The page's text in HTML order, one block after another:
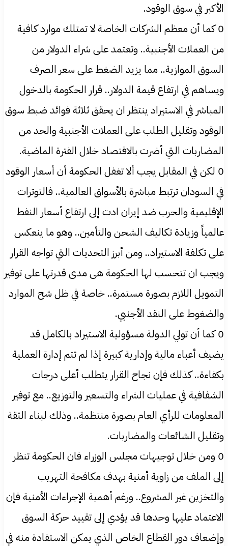
الأكبر في سوق الوقود.
0 كما أن معظم الشركات الخاصة لا تمتلك موارد كافية
من العملات الأجنبية.. وتعتمد على شراء الدولار من
السوق الموازية.. مما يزيد الضغط على سعر الصرف
ويساهم في ارتفاع قيمة الدولار.. قرار الحكومة بالدخول
المباشر في الاستيراد ينتظر ان يحقق ثلاثة فوائد ضبط سوق
الوقود وتقليل الطلب على العملات الأجنبية والحد من
المضاربات التي أضرت بالاقتصاد خلال الفترة الماضية.
0 لكن في المقابل يجب ألا تغفل الحكومة أن أسعار الوقود
في السودان ترتبط مباشرة بالأسواق العالمية.. فالتوترات
الإقليمية والحرب ضد إيران ادت إلى ارتفاع أسعار النفط
عالمياً وزيادة تكاليف الشحن والتأمين.. وهو ما ينعكس
على تكلفة الاستيراد.. ومن أبرز التحديات التي تواجه القرار
ويجب ان تتحسب لها الحكومة هى مدى قدرتها على توفير
التمويل اللازم بصورة مستمرة.. خاصة في ظل شح الموارد
والضغوط على النقد الأجنبي.
0 كما أن تولي الدولة مسؤولية الاستيراد بالكامل قد
يضيف أعباء مالية وإدارية كبيرة إذا لم تتم إدارة العملية
بكفاءة.. كذلك فإن نجاح القرار يتطلب أعلى درجات
الشفافية في عمليات الشراء والتسعير والتوزيع.. مع توفير
المعلومات للرأي العام بصورة منتظمة.. وذلك لبناء الثقة
وتقليل الشائعات والمضاربات.
0 ومن خلال توجيهات مجلس الوزراء فان الحكومة تنظر
إلى الملف من زاوية أمنية بهدف مكافحة التهريب
والتخزين غير المشروع.. ورغم أهمية الإجراءات الأمنية فإن
الاعتماد عليها وحدها قد يؤدي إلى تقييد حركة السوق
وإضعاف دور القطاع الخاص الذي يمكن الاستفادة منه في